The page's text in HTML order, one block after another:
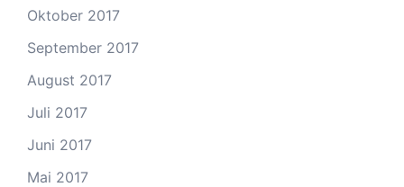
Oktober 2017
September 2017
August 2017
Juli 2017
Juni 2017
Mai 2017